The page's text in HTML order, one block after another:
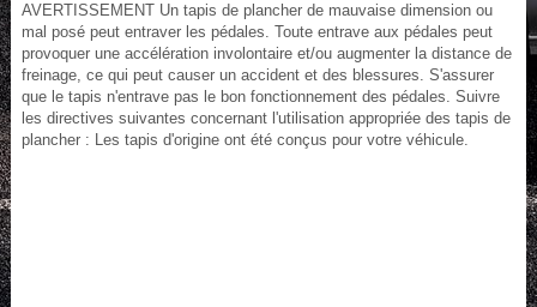
AVERTISSEMENT Un tapis de plancher de mauvaise dimension ou
mal posé peut entraver les pédales. Toute entrave aux pédales peut
provoquer une accélération involontaire et/ou augmenter la distance de
freinage, ce qui peut causer un accident et des blessures. S'assurer
que le tapis n'entrave pas le bon fonctionnement des pédales. Suivre
les directives suivantes concernant l'utilisation appropriée des tapis de
plancher : Les tapis d'origine ont été conçus pour votre véhicule.